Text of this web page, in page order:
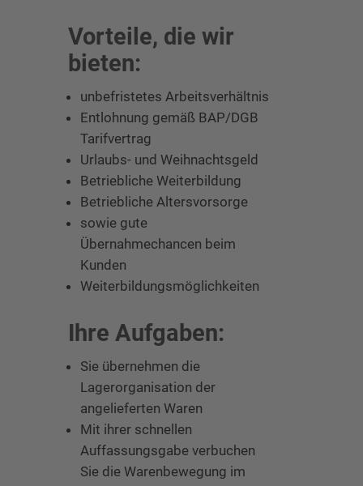
Vorteile, die wir
bieten:
unbefristetes Arbeitsverhältnis
Entlohnung gemäß BAP/DGB
Tarifvertrag
Urlaubs- und Weihnachtsgeld
Betriebliche Weiterbildung
Betriebliche Altersvorsorge
sowie gute
Übernahmechancen beim
Kunden
Weiterbildungsmöglichkeiten
Ihre Aufgaben:
Sie übernehmen die
Lagerorganisation der
angelieferten Waren
Mit ihrer schnellen
Auffassungsgabe verbuchen
Sie die Warenbewegung im